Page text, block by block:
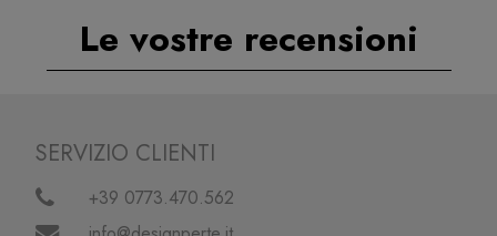
Le vostre recensioni
SERVIZIO CLIENTI
+39 0773.470.562